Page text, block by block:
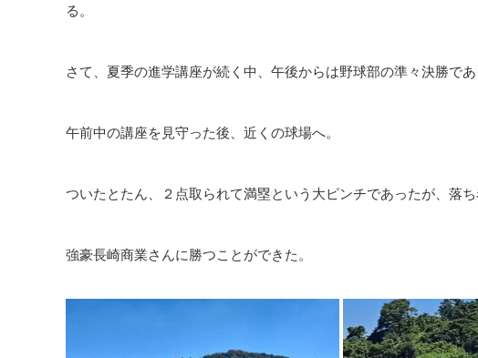
る。
さて、夏季の進学講座が続く中、午後からは野球部の準々決勝であ
午前中の講座を見守った後、近くの球場へ。
ついたとたん、２点取られて満塁という大ピンチであったが、落
強豪長崎商業さんに勝つことができた。